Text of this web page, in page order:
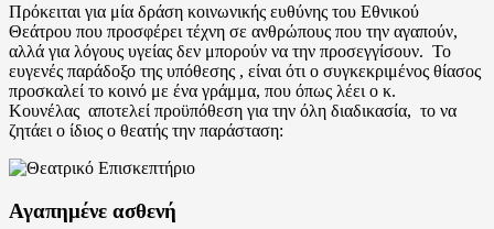
Πρόκειται για μία δράση κοινωνικής ευθύνης του Εθνικού
Θεάτρου που προσφέρει τέχνη σε ανθρώπους που την αγαπούν,
αλλά για λόγους υγείας δεν μπορούν να την προσεγγίσουν. Το
ευγενές παράδοξο της υπόθεσης , είναι ότι ο συγκεκριμένος θίασος
προσκαλεί το κοινό με ένα γράμμα, που όπως λέει ο κ.
Κουνέλας αποτελεί προϋπόθεση για την όλη διαδικασία, το να
ζητάει ο ίδιος ο θεατής την παράσταση:
Αγαπημένε ασθενή